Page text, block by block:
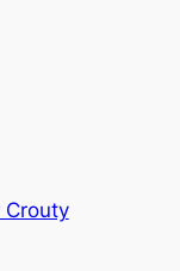
Crouty